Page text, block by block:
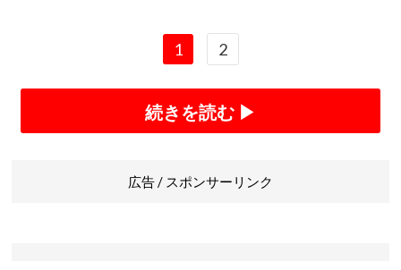
1 2
続きを読む ▶
広告 / スポンサーリンク